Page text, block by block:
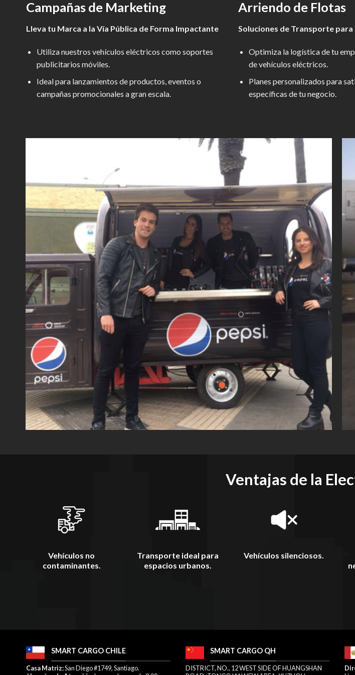
Campañas de Marketing
Lleva tu Marca a la Vía Pública de Forma Impactante
Utiliza nuestros vehículos eléctricos como soportes
publicitarios móviles.
Ideal para lanzamientos de productos, eventos o
campañas promocionales a gran escala.
Arriendo de Flotas
Soluciones de Transporte para
Optimiza la logística de tu
de vehículos eléctricos.
Planes personalizados para
específicas de tu negocio.
Ventajas de la
Vehículos no
contaminantes.
Transporte ideal para
espacios urbanos.
Vehículos silenciosos.
SMART CARGO CHILE
​Casa Matriz:San Diego #1749, Santiago.
SMART CARGO QH
DISTRICT, NO., 12 WEST SIDE OF HUANGSHAN